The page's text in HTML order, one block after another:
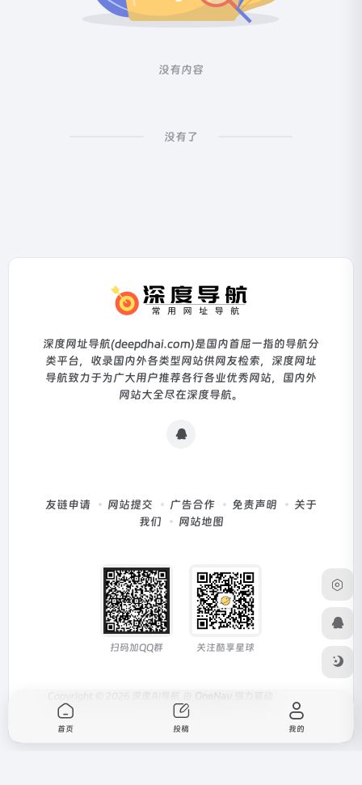
没有内容
没有了
深度网址导航(deepdhai.com)是国内首屈一指的导航分
类平台，收录国内外各类型网站供网友检索，深度网址
导航致力于为广大用户推荐各行各业优秀网站，国内外
网站大全尽在深度导航。
友链申请 网站提交 广告合作 免责声明
关于
我们
网站地图
扫码加QQ群 关注酷享星球
首页 投稿 我的